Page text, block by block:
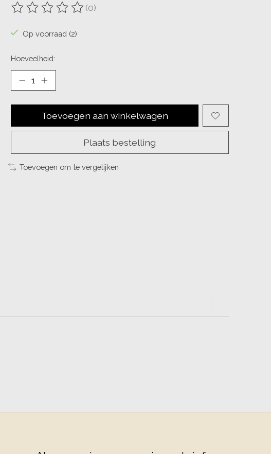
De beoordeling van dit product is
(0)
Op voorraad (2)
Hoeveelheid:
Toevoegen aan winkelwagen
Plaats bestelling
Toevoegen om te vergelijken